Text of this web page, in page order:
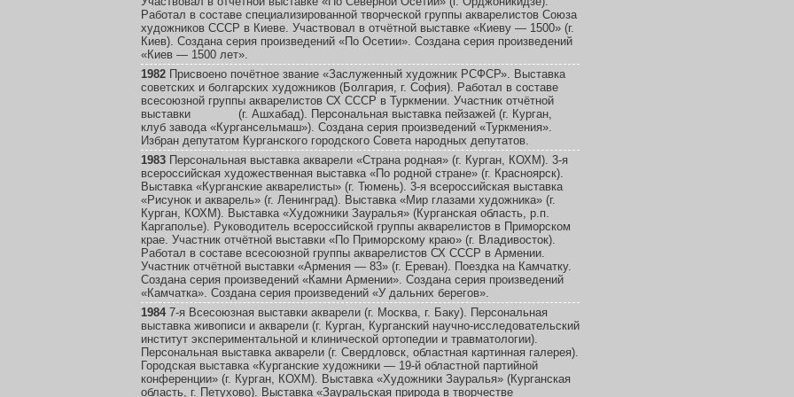
Работал в составе специализированной творческой группы акварелистов Союза
художников СССР в Киеве. Участвовал в отчётной выставке «Киеву — 1500» (г.
Киев). Создана серия произведений «По Осетии». Создана серия произведений
«Киев — 1500 лет».
1982 Присвоено почётное звание «Заслуженный художник РСФСР». Выставка
советских и болгарских художников (Болгария, г. София). Работал в составе
всесоюзной группы акварелистов СХ СССР в Туркмении. Участник отчётной
выставки
(г. Ашхабад). Персональная выставка пейзажей (г. Курган,
клуб завода «Кургансельмаш»). Создана серия произведений «Туркмения».
Избран депутатом Курганского городского Совета народных депутатов.
1983 Персональная выставка акварели «Страна родная» (г. Курган, КОХМ). 3-я
всероссийская художественная выставка «По родной стране» (г. Красноярск).
Выставка «Курганские акварелисты» (г. Тюмень). 3-я всероссийская выставка
«Рисунок и акварель» (г. Ленинград). Выставка «Мир глазами художника» (г.
Курган, КОХМ). Выставка «Художники Зауралья» (Курганская область, р.п.
Каргаполье). Руководитель всероссийской группы акварелистов в Приморском
крае. Участник отчётной выставки «По Приморскому краю» (г. Владивосток).
Работал в составе всесоюзной группы акварелистов СХ СССР в Армении.
Участник отчётной выставки «Армения — 83» (г. Ереван). Поездка на Камчатку.
Создана серия произведений «Камни Армении». Создана серия произведений
«Камчатка». Создана серия произведений «У дальних берегов».
19847-я Всесоюзная выставки акварели (г. Москва, г. Баку). Персональная
выставка живописи и акварели (г. Курган, Курганский научно-исследовательский
институт экспериментальной и клинической ортопедии и травматологии).
Персональная выставка акварели (г. Свердловск, областная картинная галерея).
Городская выставка «Курганские художники — 19-й областной партийной
конференции» (г. Курган, КОХМ). Выставка «Художники Зауралья» (Курганская
область, г. Петухово). Выставка «Зауральская природа в творчестве